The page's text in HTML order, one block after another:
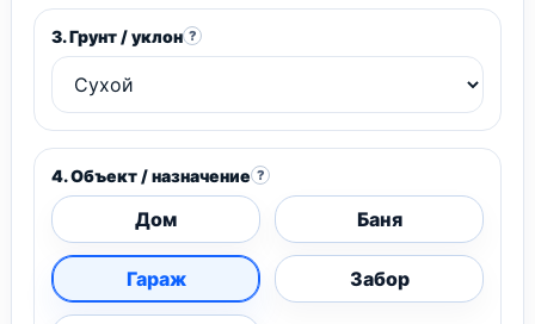
3. Грунт / уклон ?
4. Объект / назначение ?
Дом Баня
Гараж Забор